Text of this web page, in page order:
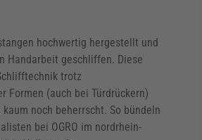
hochwertig hergestellt und
Handarbeit geschliffen. Diese
trotz
Formen (auch bei Türdrückern)
noch beherrscht. So bündeln
bei OGRO im nordrhein-